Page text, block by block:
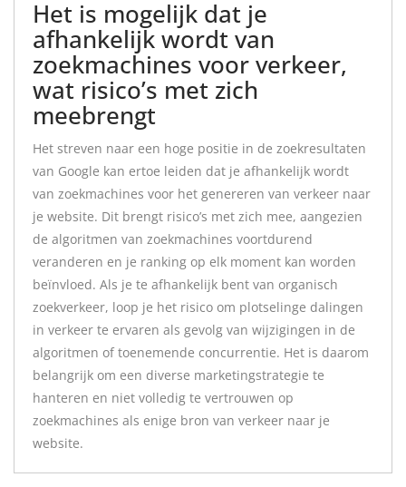
Het is mogelijk dat je
afhankelijk wordt van
zoekmachines voor verkeer,
wat risico’s met zich
meebrengt
Het streven naar een hoge positie in de zoekresultaten
van Google kan ertoe leiden dat je afhankelijk wordt
van zoekmachines voor het genereren van verkeer naar
je website. Dit brengt risico’s met zich mee, aangezien
de algoritmen van zoekmachines voortdurend
veranderen en je ranking op elk moment kan worden
beïnvloed. Als je te afhankelijk bent van organisch
zoekverkeer, loop je het risico om plotselinge dalingen
in verkeer te ervaren als gevolg van wijzigingen in de
algoritmen of toenemende concurrentie. Het is daarom
belangrijk om een diverse marketingstrategie te
hanteren en niet volledig te vertrouwen op
zoekmachines als enige bron van verkeer naar je
website.